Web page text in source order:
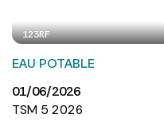
123RF
EAU POTABLE
01/06/2026
TSM 5 2026